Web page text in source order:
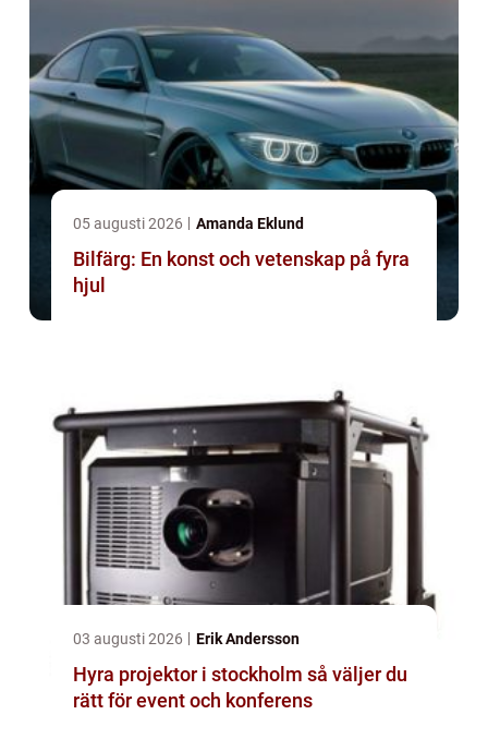
05 augusti 2026 Amanda Eklund
Bilfärg: En konst och vetenskap på fyra
hjul
03 augusti 2026 Erik Andersson
Hyra projektor i stockholm så väljer du
rätt för event och konferens